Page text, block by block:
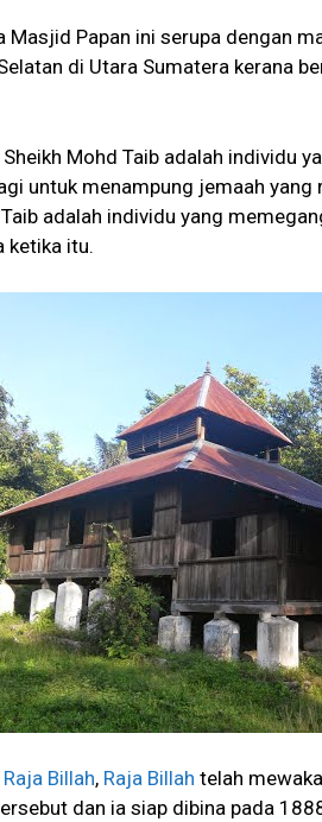
Masjid Papan ini serupa dengan
di Utara Sumatera kerana
Mohd Taib adalah individu
untuk menampung jemaah yang
adalah individu yang
ketika itu.
Raja Billah, Raja Billah telah
dan ia siap dibina pada